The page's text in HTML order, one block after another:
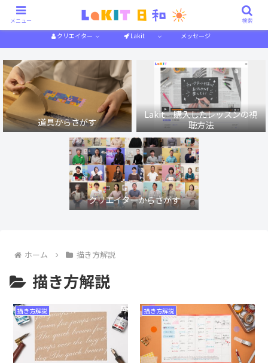
作り方解説 特集一覧
クリエイター Lakit メッセージ
道具からさがす
Lakit 購入したレッスンの視
聴方法
クリエイターからさがす
ホーム 描き方解説
描き方解説
描き方解説 描き方解説
メニュー 検索